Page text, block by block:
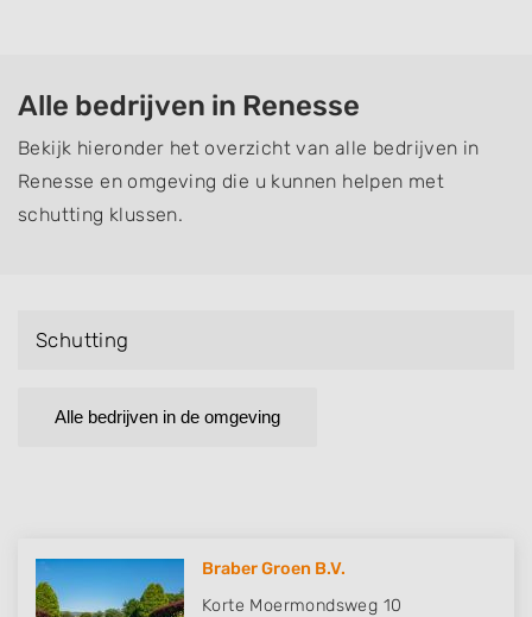
Alle bedrijven in Renesse
Bekijk hieronder het overzicht van alle bedrijven in
Renesse en omgeving die u kunnen helpen met
schutting klussen.
Schutting
Alle bedrijven in de omgeving
Braber Groen B.V.
Korte Moermondsweg 10